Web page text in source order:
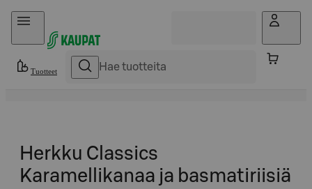
Hyppää sisältöön
Tuotteet
Herkku Classics
Karamellikanaa ja basmatiriisiä